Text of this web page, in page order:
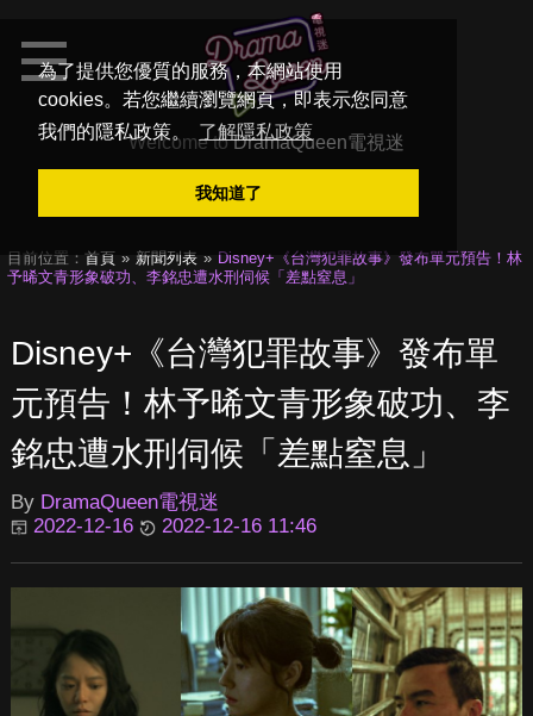
為了提供您優質的服務，本網站使用
cookies。若您繼續瀏覽網頁，即表示您同意
我們的隱私政策。
了解隱私政策
我知道了
Welcome toDramaQueen電視迷
目前位置： 首頁 新聞列表
Disney+《台灣犯罪故事》發布單元預告！林
予晞文青形象破功、李銘忠遭水刑伺候「差點窒息」
Disney+《台灣犯罪故事》發布單
元預告！林予晞文青形象破功、李
銘忠遭水刑伺候「差點窒息」
By DramaQueen電視迷
2022-12-16
2022-12-16 11:46